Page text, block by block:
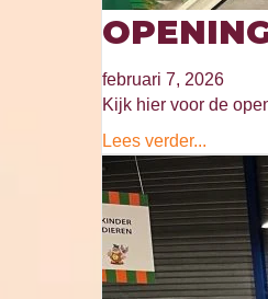
februari 7, 2026
Kijk hier voor de
Lees verder...